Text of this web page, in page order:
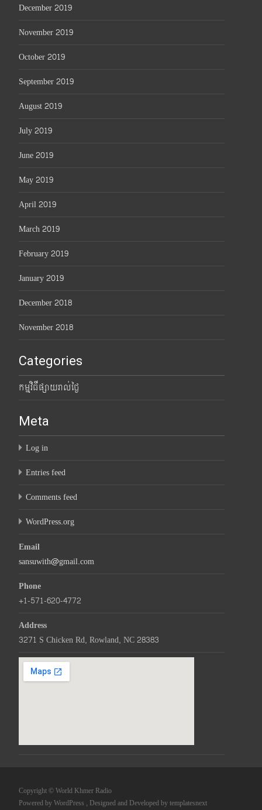
December 2019
November 2019
October 2019
September 2019
August 2019
July 2019
June 2019
May 2019
April 2019
March 2019
February 2019
January 2019
December 2018
November 2018
Categories
កម្មវិធីផ្សាយរាល់ថ្ងៃ
Meta
Log in
Entries feed
Comments feed
WordPress.org
Email
sansuwith@gmail.com
Phone
+1-571-620-4772
Address
3271 S Chicken Rd, Rowland, NC 28383
Copyright © World Khmer Radio
Powered by WordPress , Designed and Developed bytemplatesnext